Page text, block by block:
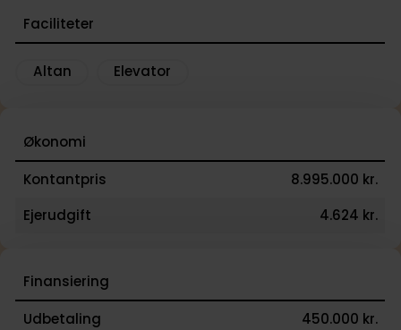
Faciliteter
Altan Elevator
Økonomi
Kontantpris
8.995.000 kr.
Ejerudgift
4.624 kr.
Finansiering
Udbetaling
450.000 kr.